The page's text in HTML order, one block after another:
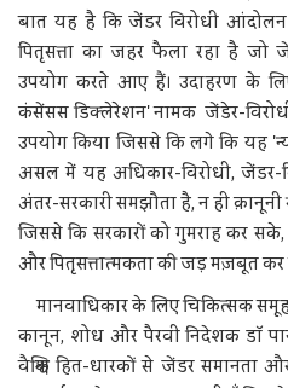
बात यह है कि जेंडर विरोधी
पितृसत्ता का जहर फैला रहा है जो
उपयोग करते आए हैं। उदाहरण के
कंसेंसस डिक्लेरेशन' नामक जेंडेर-
उपयोग किया जिससे कि लगे कि यह
असल में यह अधिकार-विरोधी, जेंडर-
अंतर-सरकारी समझौता है, न ही
जिससे कि सरकारों को गुमराह कर
और पितृसत्तात्मकता की जड़ मज़बूत
मानवाधिकार के लिए चिकित्सक
कानून, शोध और पैरवी निदेशक डॉ
वैश्विक हित-धारकों से जेंडर समानता